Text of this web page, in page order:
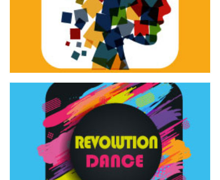
Tracce dinamiche
Tracce Dinamiche è una rassegna di teatro
d’innovazione e sperimentale.
Revolution Dance
Rassegna di danza contemporanea – I Edizione